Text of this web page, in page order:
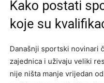
Kako postati
koje su
Današnji sportski novinari
zajednica i uživaju veliki
nije ništa manje vrijedan